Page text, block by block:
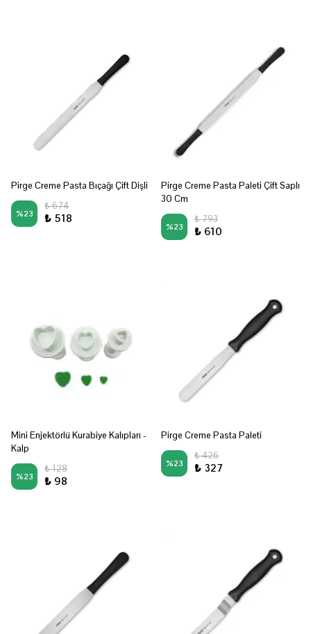
Pirge Creme Pasta Bıçağı Çift Dişli
%23
₺ 674
₺ 518
Pirge Creme Pasta Paleti Çift Saplı
30 Cm
%23
₺ 793
₺ 610
Mini Enjektörlü Kurabiye Kalıpları -
Kalp
%23
₺ 128
₺ 98
Pirge Creme Pasta Paleti
%23
₺ 426
₺ 327